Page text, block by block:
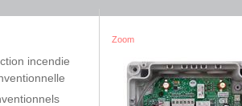
incendie
Zoom